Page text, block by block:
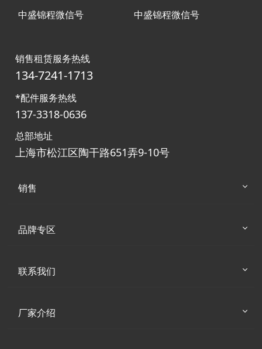
中盛锦程微信号 中盛锦程微信号
销售租赁服务热线
134-7241-1713
*配件服务热线
137-3318-0636
总部地址
上海市松江区陶干路651弄9-10号
销售
品牌专区
联系我们
厂家介绍